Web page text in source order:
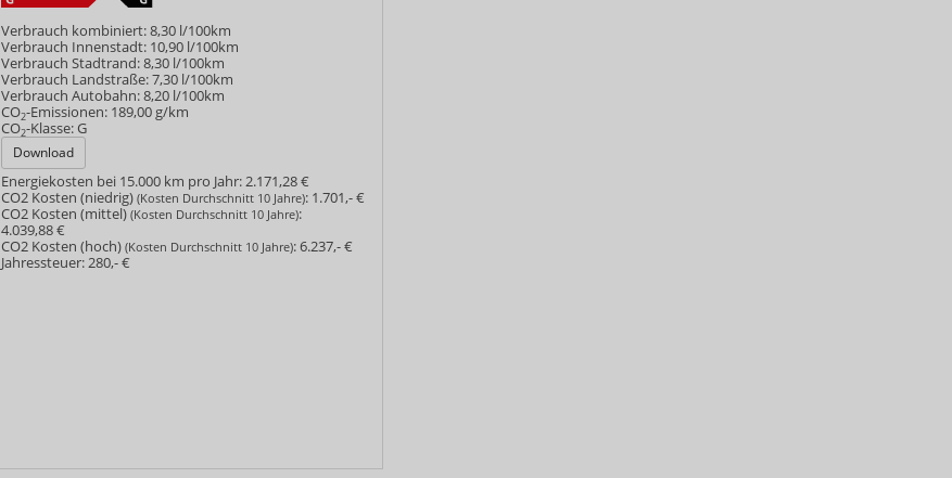
Verbrauch kombiniert:8,30 l/100km
Verbrauch Innenstadt: 10,90 l/100km
Verbrauch Stadtrand:8,30 l/100km
Verbrauch Landstraße:7,30 l/100km
Verbrauch Autobahn:8,20 l/100km
CO2-Emissionen: 189,00 g/km
CO2-Klasse:G
Download
Energiekosten bei 15.000 km pro Jahr:2.171,28 €
CO2 Kosten (niedrig)(Kosten Durchschnitt 10 Jahre): 1.701,- €
CO2 Kosten (mittel)(Kosten Durchschnitt 10 Jahre):
4.039,88 €
CO2 Kosten (hoch)(Kosten Durchschnitt 10 Jahre):6.237,- €
Jahressteuer:280,- €